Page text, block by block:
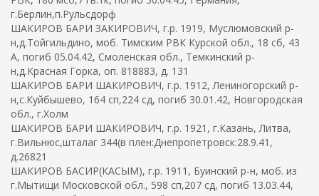
г.Берлин,п.Рульсдорф
ШАКИРОВ БАРИ ЗАКИРОВИЧ, г.р. 1919, Муслюмовский р-
н,д.Тойгильдино, моб. Тимским РВК Курской обл., 18 сб, 43
А, погиб 05.04.42, Смоленская обл., Темкинский р-
н,д.Красная Горка, оп. 818883, д. 131
ШАКИРОВ БАРИ ШАКИРОВИЧ, г.р. 1912, Лениногорский р-
н,с.Куйбышево, 164 сп,224 сд, погиб 30.01.42, Новгородская
обл., г.Холм
ШАКИРОВ БАРИ ШАКИРОВИЧ, г.р. 1921, г.Казань, Литва,
г.Вильнюс,шталаг 344(в плен:Днепропетровск:28.9.41,
д.26821
ШАКИРОВ БАСИР(КАСЫМ), г.р. 1911, Буинский р-н, моб. из
г.Мытищи Московской обл., 598 сп,207 сд, погиб 13.03.44,